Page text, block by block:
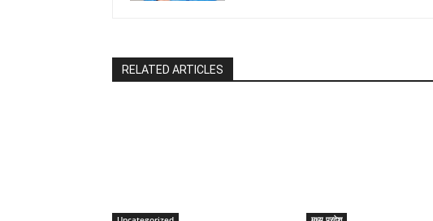
RELATED ARTICLES